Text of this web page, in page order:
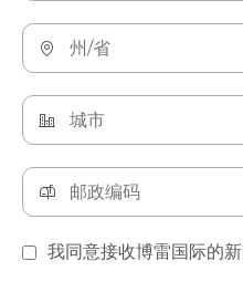
我同意接收博雷国际的